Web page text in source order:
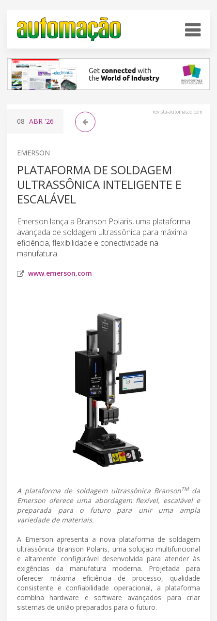
revista-automacao.com
08 ABR '26
EMERSON
PLATAFORMA DE SOLDAGEM
ULTRASSÔNICA INTELIGENTE E
ESCALÁVEL
Emerson lança a Branson Polaris, uma plataforma
avançada de soldagem ultrassônica para máxima
eficiência, flexibilidade e conectividade na
manufatura.
www.emerson.com
A plataforma de soldagem ultrassônica BransonTMda
Emerson oferece uma abordagem flexível, escalável e
preparada para o futuro para unir uma ampla
variedade de materiais.
A Emerson apresenta a nova plataforma de soldagem
ultrassônica Branson Polaris, uma solução multifuncional
e altamente configurável desenvolvida para atender às
exigências da manufatura moderna. Projetada para
oferecer máxima eficiência de processo, qualidade
consistente e confiabilidade operacional, a plataforma
combina hardware e software avançados para criar
sistemas de união preparados para o futuro.